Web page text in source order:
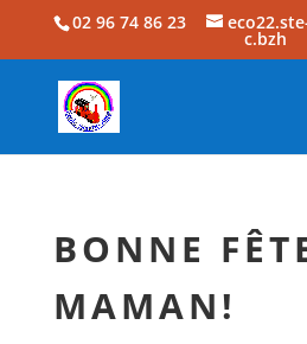
02 96 74 86 23
c.bzh
BONNE
MAMAN!